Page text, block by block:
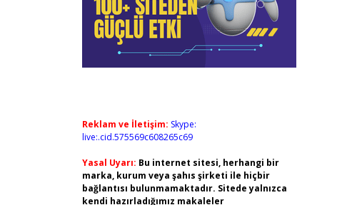
Reklam ve İletişim: Skype:
live:.cid.575569c608265c69
Yasal Uyarı: Bu internet sitesi, herhangi bir
marka, kurum veya şahıs şirketi ile hiçbir
bağlantısı bulunmamaktadır. Sitede yalnızca
kendi hazırladığımız makaleler